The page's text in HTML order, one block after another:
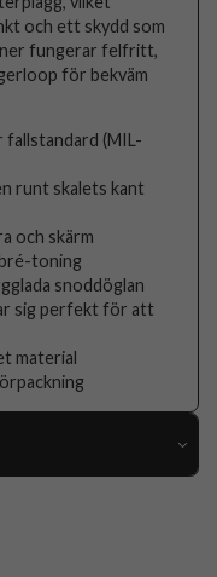
och ett skydd som
fungerar felfritt,
för bekväm
fallstandard (MIL-
runt skalets kant
och skärm
toning
snoddöglan
sig perfekt för att
material